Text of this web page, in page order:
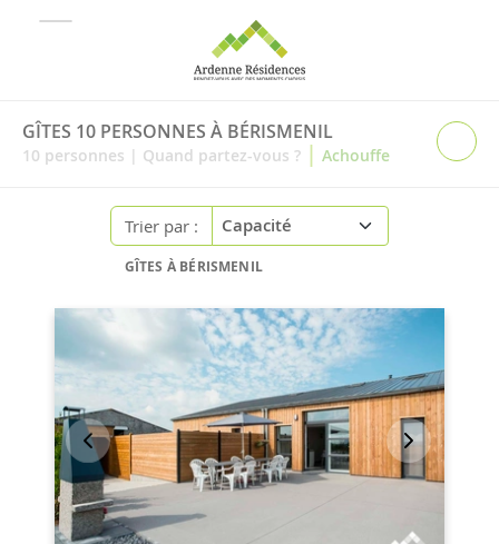
GÎTES 10 PERSONNES À BÉRISMENIL
10 personnes | Quand partez-vous ? | Achouffe
Trier par :
GÎTES À BÉRISMENIL